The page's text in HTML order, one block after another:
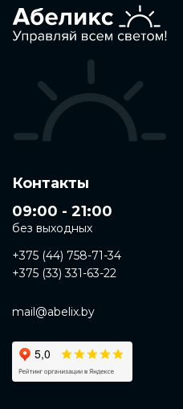
Контакты
09:00 - 21:00
без выходных
+375 (44) 758-71-34
+375 (33) 331-63-22
mail@abelix.by